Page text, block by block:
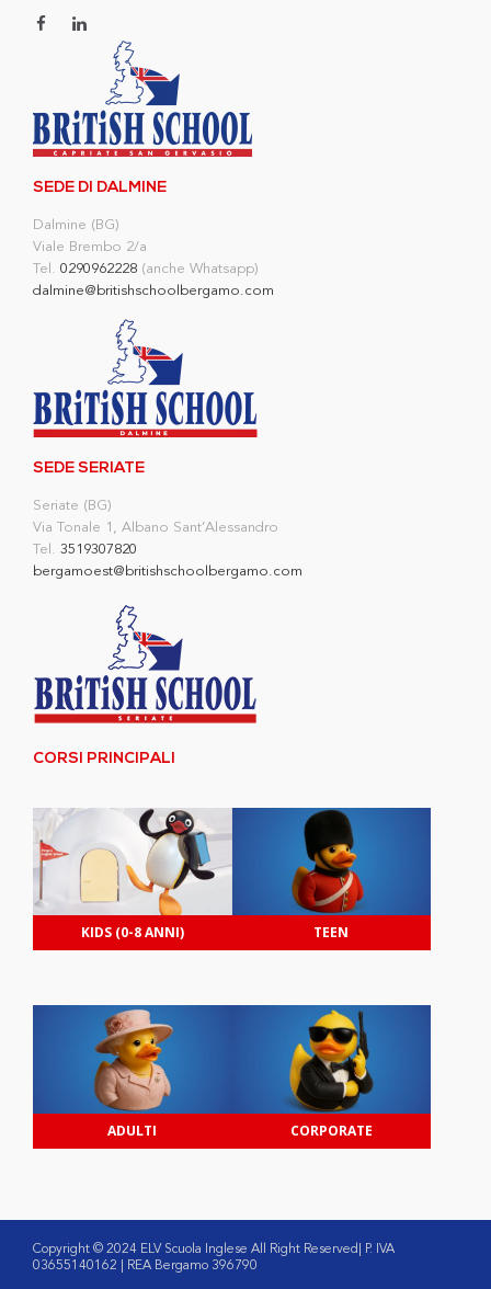
SEDE DI DALMINE
Dalmine (BG)
Viale Brembo 2/a
Tel. 0290962228 (anche Whatsapp)
dalmine@britishschoolbergamo.com
SEDE SERIATE
Seriate (BG)
Via Tonale 1, Albano Sant’Alessandro
Tel. 3519307820
bergamoest@britishschoolbergamo.com
CORSI PRINCIPALI
KIDS (0-8 ANNI) TEEN
ADULTI CORPORATE
Copyright © 2024 ELV Scuola Inglese All Right Reserved| P. IVA
03655140162 | REA Bergamo 396790